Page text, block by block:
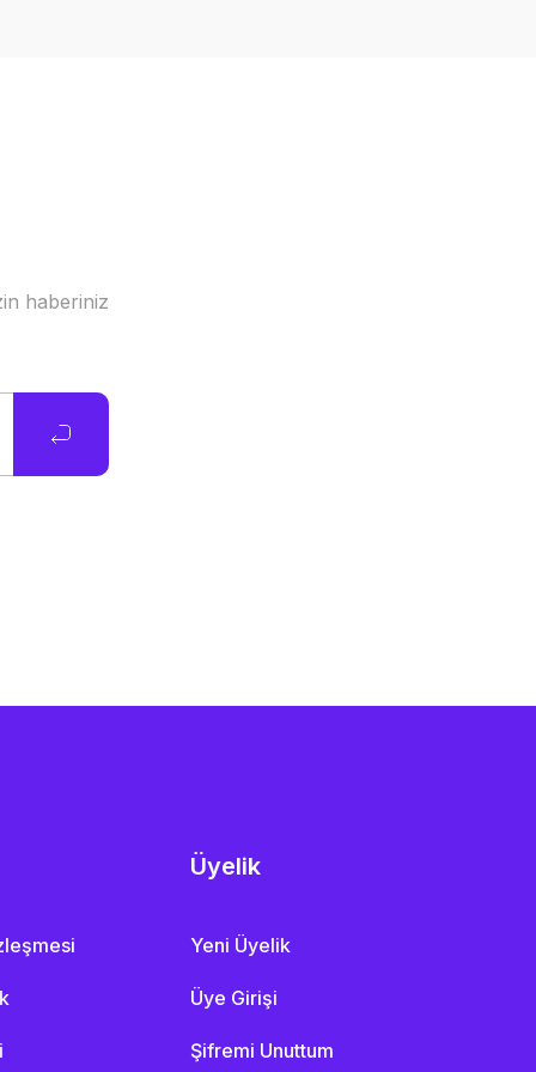
haberiniz
Üyelik
Yeni Üyelik
Üye Girişi
Şifremi Unuttum